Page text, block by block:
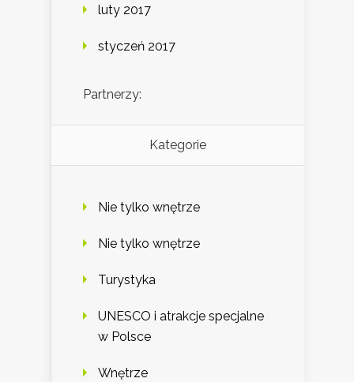
luty 2017
styczeń 2017
Partnerzy:
Kategorie
Nie tylko wnętrze
Nie tylko wnętrze
Turystyka
UNESCO i atrakcje specjalne
w Polsce
Wnętrze